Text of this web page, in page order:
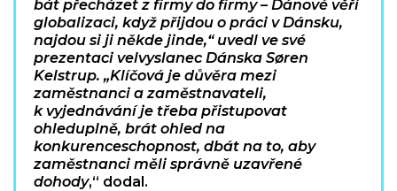
bát přecházet z firmy do firmy – Dánové věří
globalizaci, když přijdou o práci v Dánsku,
najdou si ji někde jinde,“ uvedl ve své
prezentaci velvyslanec Dánska Søren
Kelstrup. „Klíčová je důvěra mezi
zaměstnanci a zaměstnavateli,
k vyjednávání je třeba přistupovat
ohleduplně, brát ohled na
konkurenceschopnost, dbát na to, aby
zaměstnanci měli správně uzavřené
dohody,“ dodal.